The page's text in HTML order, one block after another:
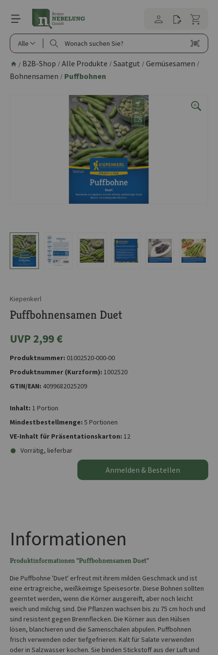
springen
Alle
/ B2B-Shop / Alle Produkte / Saatgut / Gemüsesamen /
Bohnensamen / Puffbohnen
Kiepenkerl
Puffbohnensamen Duet
UVP 2,99 €
Produktnummer: 01002520-000-00
Produktnummer (Kurzform): 1002520
GTIN/EAN: 4099682025209
Inhalt: 1 Portion
Mindestbestellmenge: 5 Portionen
VE-Inhalt für Präsentationskarton: 12
Vorrätig, lieferbar
Anmelden & Bestellen
Informationen
Produktinformationen "Puffbohnensamen Duet"
Die Puffbohne 'Duet' erfreut mit ihrem milden Geschmack und ist
eine ertragreiche, weißkeimige Speisesorte. Diese Bohnen sollten
geerntet werden, wenn die Körner ausgereift, aber noch leicht
weich und milchig sind. Die Pflanzen wachsen bis zu 75 cm hoch und
sind resistent gegen Brennflecken. Die Körner aus den Hülsen
lösen, blanchieren und die Samenschalen abpulen. Puffbohnen
frisch verwenden oder tiefgefrieren. Kalt für Salate verwenden
oder in Salzwasser kochen. Sie binden Stickstoff aus der Luft und